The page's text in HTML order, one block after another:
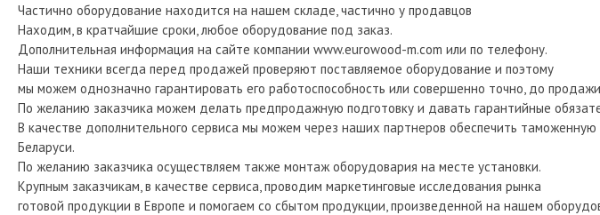
Частично оборудование находится на нашем складе, частично у продавцов
Находим, в кратчайшие сроки, любое оборудование под заказ.
Дополнительная информация на сайте компании www.eurowood-m.com или по телефону.
Наши техники всегда перед продажей проверяют поставляемое оборудование и поэтому
мы можем однозначно гарантировать его работоспособность или совершенно точно, до
По желанию заказчика можем делать предпродажную подготовку и давать гарантийные
В качестве дополнительного сервиса мы можем через наших партнеров обеспечить
Беларуси.
По желанию заказчика осуществляем также монтаж оборудовария на месте установки.
Крупным заказчикам, в качестве сервиса, проводим маркетинговые исследования рынка
готовой продукции в Европе и помогаем со сбытом продукции, произведенной на нашем